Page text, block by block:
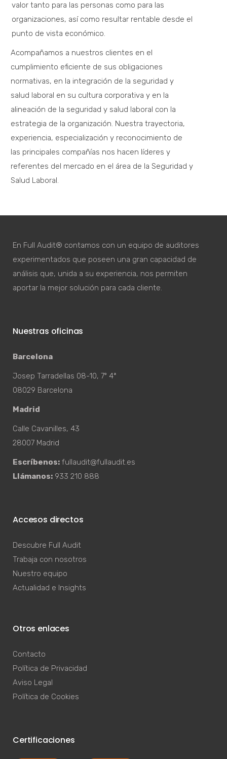
valor tanto para las personas como para las
organizaciones, así como resultar rentable desde el
punto de vista económico.
Acompañamos a nuestros clientes en el
cumplimiento eficiente de sus obligaciones
normativas, en la integración de la seguridad y
salud laboral en su cultura corporativa y en la
alineación de la seguridad y salud laboral con la
estrategia de la organización. Nuestra trayectoria,
experiencia, especialización y reconocimiento de
las principales compañías nos hacen líderes y
referentes del mercado en el área de la Seguridad y
Salud Laboral.
En Full Audit® contamos con un equipo de auditores
experimentados que poseen una gran capacidad de
análisis que, unida a su experiencia, nos permiten
aportar la mejor solución para cada cliente.
Nuestras oficinas
Barcelona
Josep Tarradellas 08-10, 7º 4ª
08029 Barcelona
Madrid
Calle Cavanilles, 43
28007 Madrid
Escríbenos: fullaudit@fullaudit.es
Llámanos: 933 210 888
Accesos directos
Descubre Full Audit
Trabaja con nosotros
Nuestro equipo
Actualidad e Insights
Otros enlaces
Contacto
Política de Privacidad
Aviso Legal
Política de Cookies
Certificaciones